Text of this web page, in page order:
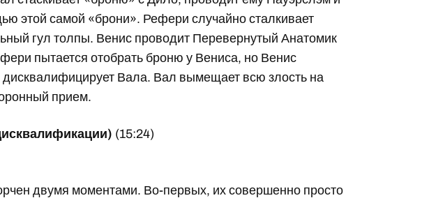
этой самой «брони». Рефери случайно сталкивает
гул толпы. Венис проводит Перевернутый Анатомик
пытается отобрать броню у Вениса, но Венис
дисквалифицирует Вала. Вал вымещает всю злость на
прием.
(15:24)
двумя моментами. Во-первых, их совершенно просто